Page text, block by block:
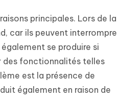
principales. Lors de la
car ils peuvent interrompre
se produire si
des fonctionnalités telles
est la présence de
également en raison de